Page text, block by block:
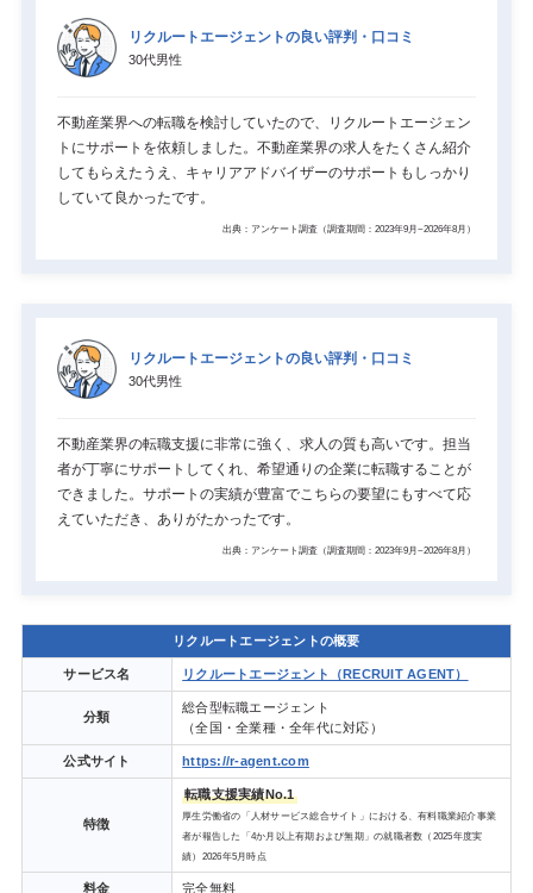
リクルートエージェントの良い評判・口コミ
30代男性
不動産業界への転職を検討していたので、リクルートエージェン
トにサポートを依頼しました。不動産業界の求人をたくさん紹介
してもらえたうえ、キャリアアドバイザーのサポートもしっかり
していて良かったです。
出典：アンケート調査（調査期間：2023年9月~2026年8月）
リクルートエージェントの良い評判・口コミ
30代男性
不動産業界の転職支援に非常に強く、求人の質も高いです。担当
者が丁寧にサポートしてくれ、希望通りの企業に転職することが
できました。サポートの実績が豊富でこちらの要望にもすべて応
えていただき、ありがたかったです。
出典：アンケート調査（調査期間：2023年9月~2026年8月）
リクルートエージェントの概要
サービス名 リクルートエージェント（RECRUIT AGENT）
分類
総合型転職エージェント
（全国・全業種・全年代に対応）
公式サイト https://r-agent.com
特徴
転職支援実績No.1
厚生労働省の「人材サービス総合サイト」における、有料職業紹介事業
者が報告した「4か月以上有期および無期」の就職者数（2025年度実
績）2026年5月時点
料金 完全無料